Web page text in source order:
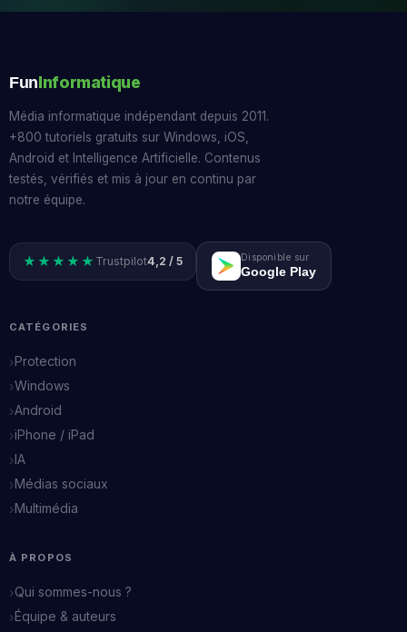
FunInformatique
Média informatique indépendant depuis 2011.
+800 tutoriels gratuits sur Windows, iOS,
Android et Intelligence Artificielle. Contenus
testés, vérifiés et mis à jour en continu par
notre équipe.
★★★★★ Trustpilot4,2 / 5 Disponible sur
Google Play
CATÉGORIES
Protection
Windows
Android
iPhone / iPad
IA
Médias sociaux
Multimédia
À PROPOS
Qui sommes-nous ?
Équipe & auteurs